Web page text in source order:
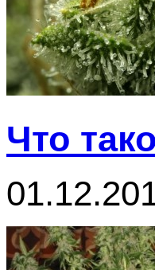
Что